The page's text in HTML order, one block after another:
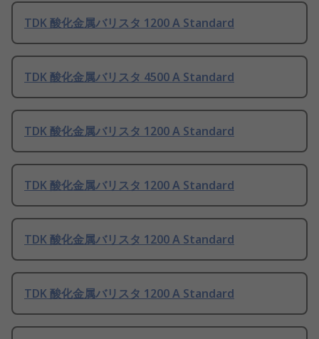
TDK 酸化金属バリスタ 1200 A Standard
TDK 酸化金属バリスタ 4500 A Standard
TDK 酸化金属バリスタ 1200 A Standard
TDK 酸化金属バリスタ 1200 A Standard
TDK 酸化金属バリスタ 1200 A Standard
TDK 酸化金属バリスタ 1200 A Standard